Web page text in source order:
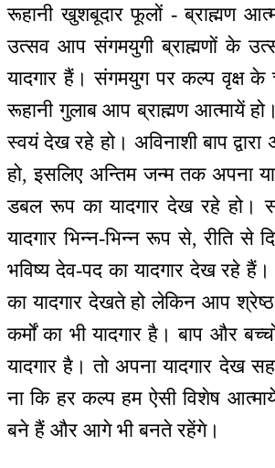
रूहानी खुशबूदार फूलों - ब्राह्मण
उत्सव आप संगमयुगी ब्राह्मणों के
यादगार हैं। संगमयुग पर कल्प वृक्ष के
रूहानी गुलाब आप ब्राह्मण आत्मायें
स्वयं देख रहे हो। अविनाशी बाप द्वारा
हो, इसलिए अन्तिम जन्म तक अपना
डबल रूप का यादगार देख रहे हो।
यादगार भिन्न-भिन्न रूप से, रीति से
भविष्य देव-पद का यादगार देख रहे
का यादगार देखते हो लेकिन आप
कर्मों का भी यादगार है। बाप और
यादगार है। तो अपना यादगार देख
ना कि हर कल्प हम ऐसी विशेष
बने हैं और आगे भी बनते रहेंगे।